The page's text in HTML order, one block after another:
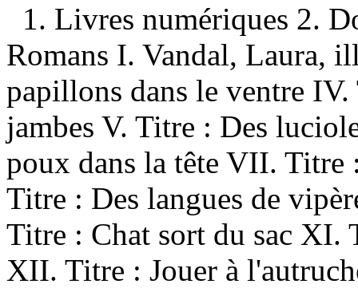
1. Livres numériques 2.
Romans I. Vandal, Laura,
papillons dans le ventre
jambes V. Titre : Des
poux dans la tête VII.
Titre : Des langues de
Titre : Chat sort du sac XI.
XII. Titre : Jouer à